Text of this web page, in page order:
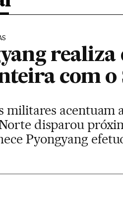
com o
militares acentuam
disparou
Pyongyang